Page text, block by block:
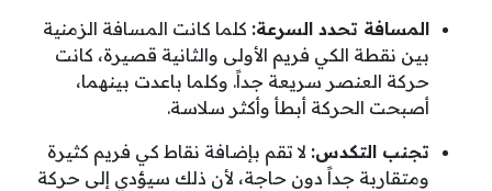
المسافة تحدد السرعة: كلما كانت المسافة الزمنية
بين نقطة الكي فريم الأولى والثانية قصيرة، كانت
حركة العنصر سريعة جداً. وكلما باعدت بينهما،
أصبحت الحركة أبطأ وأكثر سلاسة.
تجنب التكدس: لا تقم بإضافة نقاط كي فريم كثيرة
ومتقاربة جداً دون حاجة، لأن ذلك سيؤدي إلى حركة